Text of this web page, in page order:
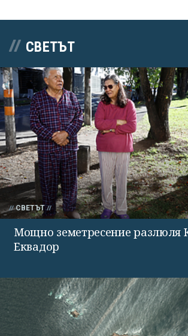
СВЕТЪТ
СВЕТЪТ
Мощно земетресение разлюля
Еквадор